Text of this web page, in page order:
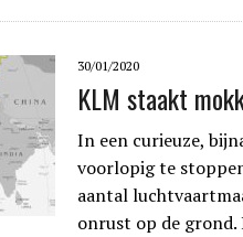
30/01/2020
KLM staakt
In een curieuze,
voorlopig te
aantal
onrust op de